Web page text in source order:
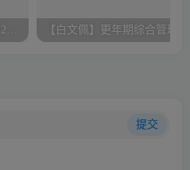
【白文佩】更年期综合管理
提交